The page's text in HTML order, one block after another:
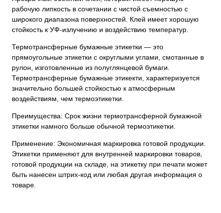
рабочую липкость в сочетании с чистой съемностью с
широкого диапазона поверхностей. Клей имеет хорошую
стойкость к УФ-излучению и воздействию температур.
Термотрансферные бумажные этикетки — это
прямоугольные этикетки с округлыми углами, смотанные в
рулон, изготовленные из полуглянцевой бумаги.
Термотрансферные бумажные этикекти, характеризуется
значительно большей стойкостью к атмосферным
воздействиям, чем термоэтикетки.
Преимущества: Срок жизни термотрансферной бумажной
этикетки намного больше обычной термоэтикетки.
Применение: Экономичная маркировка готовой продукции.
Этикетки применяют для внутренней маркировки товаров,
готовой продукции на складе, на этикетку при печати может
быть нанесен штрих-код или любая другая информация о
товаре.